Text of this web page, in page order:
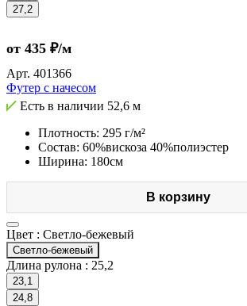
27,2
от 435 ₽/м
Арт. 401366
Футер с начесом
Есть в наличии 52,6 м
Плотность: 295 г/м²
Состав: 60%вискоза 40%полиэстер
Ширина: 180см
В корзину
Цвет : Светло-бежевый
Светло-бежевый
Длина рулона : 25,2
23,1
24,8